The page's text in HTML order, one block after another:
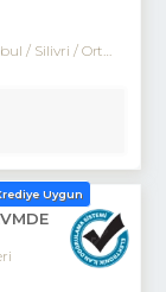
/ Silivri / Ortaköy
Uygun